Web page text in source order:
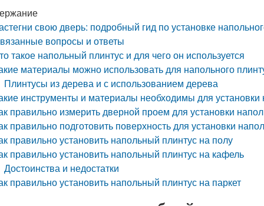
свою дверь: подробный гид по установке
вопросы и ответы
такое напольный плинтус и для чего он используется
материалы можно использовать для напольного
Плинтусы из дерева и с использованием дерева
инструменты и материалы необходимы для установки
правильно измерить дверной проем для установки
правильно подготовить поверхность для установки
правильно установить напольный плинтус на полу
правильно установить напольный плинтус на кафель
Достоинства и недостатки
правильно установить напольный плинтус на паркет